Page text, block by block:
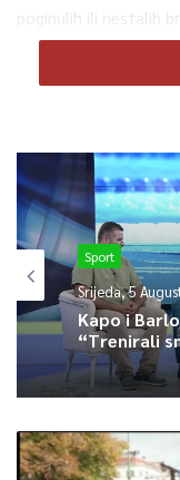
poginulih ili nestalih
demobiliziranih
prednost pri
Namik Vatrenjak,
Pogledajte
Sport
Srijeda, 5
Kapo i
“Trenirali